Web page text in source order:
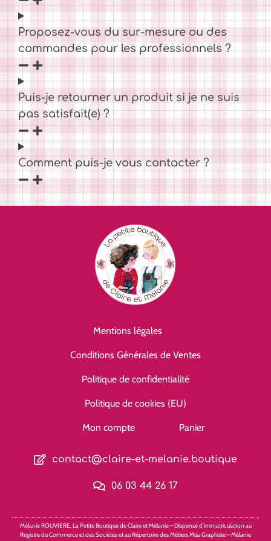
Proposez-vous du sur-mesure ou des
commandes pour les professionnels ?
Puis-je retourner un produit si je ne suis
pas satisfait(e) ?
Comment puis-je vous contacter ?
Mentions légales
Conditions Générales de Ventes
Politique de confidentialité
Politique de cookies (EU)
Mon compte Panier
contact@claire-et-melanie.boutique
06 03 44 26 17
Mélanie ROUVIERE, La Petite Boutique de Claire et Mélanie – Dispensé d’immatriculation au
Registre du Commerce et des Sociétés et au Répertoire des Métiers Miss Graphiste – Mélanie